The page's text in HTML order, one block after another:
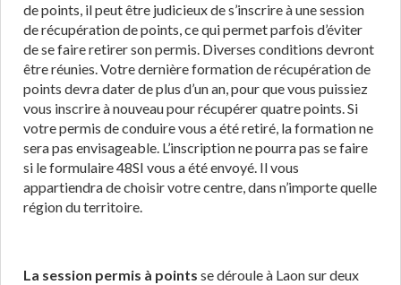
de points, il peut être judicieux de s’inscrire à une session
de récupération de points, ce qui permet parfois d’éviter
de se faire retirer son permis. Diverses conditions devront
être réunies. Votre dernière formation de récupération de
points devra dater de plus d’un an, pour que vous puissiez
vous inscrire à nouveau pour récupérer quatre points. Si
votre permis de conduire vous a été retiré, la formation ne
sera pas envisageable. L’inscription ne pourra pas se faire
si le formulaire 48SI vous a été envoyé. Il vous
appartiendra de choisir votre centre, dans n’importe quelle
région du territoire.
La session permis à points se déroule à Laon sur deux